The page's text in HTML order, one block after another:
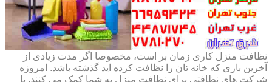
نظافت منزل کاری زمان بر است، مخصوصا اگر مدت زیادی از
آخرین باری که خانه تان را نظافت کرده اید گذشته باشد. امروزه
شرکت های نظافتی برای نظافت منزل به شما کمک می کنند. با